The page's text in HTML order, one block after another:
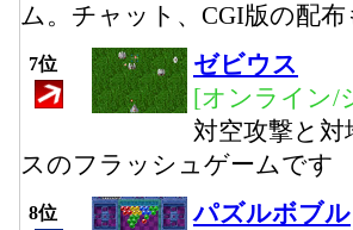
ム。チャット、CGI版の配布
7位
ゼビウス
[オンライン/
対空攻撃と
スのフラッシュゲームです
8位
パズルボブル